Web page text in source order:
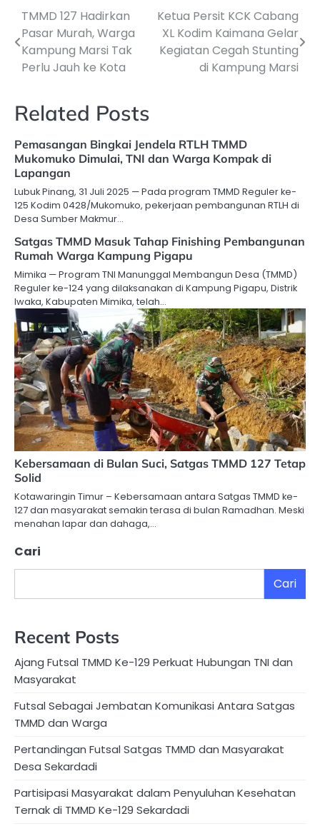
Navigasi
pos
TMMD 127 Hadirkan
Pasar Murah, Warga
Kampung Marsi Tak
Perlu Jauh ke Kota
Ketua Persit KCK Cabang
XL Kodim Kaimana Gelar
Kegiatan Cegah Stunting
di Kampung Marsi
Related Posts
Pemasangan Bingkai Jendela RTLH TMMD
Mukomuko Dimulai, TNI dan Warga Kompak di
Lapangan
Lubuk Pinang, 31 Juli 2025 — Pada program TMMD Reguler ke-
125 Kodim 0428/Mukomuko, pekerjaan pembangunan RTLH di
Desa Sumber Makmur…
Satgas TMMD Masuk Tahap Finishing Pembangunan
Rumah Warga Kampung Pigapu
Mimika — Program TNI Manunggal Membangun Desa (TMMD)
Reguler ke-124 yang dilaksanakan di Kampung Pigapu, Distrik
Iwaka, Kabupaten Mimika, telah…
Kebersamaan di Bulan Suci, Satgas TMMD 127 Tetap
Solid
Kotawaringin Timur – Kebersamaan antara Satgas TMMD ke-
127 dan masyarakat semakin terasa di bulan Ramadhan. Meski
menahan lapar dan dahaga,…
Cari
Cari
Recent Posts
Ajang Futsal TMMD Ke-129 Perkuat Hubungan TNI dan
Masyarakat
Futsal Sebagai Jembatan Komunikasi Antara Satgas
TMMD dan Warga
Pertandingan Futsal Satgas TMMD dan Masyarakat
Desa Sekardadi
Partisipasi Masyarakat dalam Penyuluhan Kesehatan
Ternak di TMMD Ke-129 Sekardadi